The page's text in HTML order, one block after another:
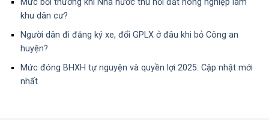
Mức bồi thường khi Nhà nước thu hồi đất nông nghiệp làm
khu dân cư?
Người dân đi đăng ký xe, đổi GPLX ở đâu khi bỏ Công an
huyện?
Mức đóng BHXH tự nguyện và quyền lợi 2025: Cập nhật mới
nhất